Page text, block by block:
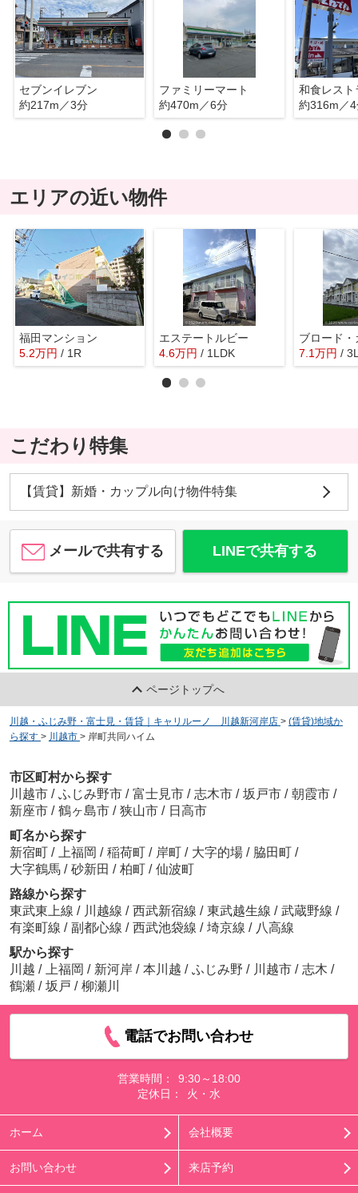
セブンイレブン
約217m／3分
ファミリーマート
約470m／6分
約316m／
エリアの近い物件
福田マンション
5.2万円 / 1R
エステートルビー
4.6万円 / 1LDK
ブロード・
7.1万円 /
こだわり特集
【賃貸】新婚・カップル向け物件特集
メールで共有する LINEで共有する
ページトップへ
川越・ふじみ野・富士見・賃貸｜キャリルーノ 川越新河岸店 > (賃貸)地域か
ら探す > 川越市 > 岸町共同ハイム
市区町村から探す
川越市 / ふじみ野市 / 富士見市 / 志木市 / 坂戸市 / 朝霞市 /
新座市 / 鶴ヶ島市 / 狭山市 / 日高市
町名から探す
新宿町 / 上福岡 / 稲荷町 / 岸町 / 大字的場 / 脇田町 /
大字鶴馬 / 砂新田 / 柏町 / 仙波町
路線から探す
東武東上線 / 川越線 / 西武新宿線 / 東武越生線 / 武蔵野線 /
有楽町線 / 副都心線 / 西武池袋線 / 埼京線 / 八高線
駅から探す
川越 / 上福岡 / 新河岸 / 本川越 / ふじみ野 / 川越市 / 志木 /
鶴瀬 / 坂戸 / 柳瀬川
電話でお問い合わせ
営業時間：
9:30～18:00
定休日：
火・水
ホーム 会社概要
お問い合わせ 来店予約